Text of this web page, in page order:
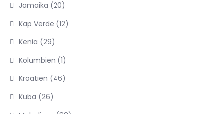
Jamaika (20)
Kap Verde (12)
Kenia (29)
Kolumbien (1)
Kroatien (46)
Kuba (26)